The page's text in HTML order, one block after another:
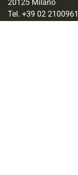
20125 Milano
Tel. +39 02 2100961